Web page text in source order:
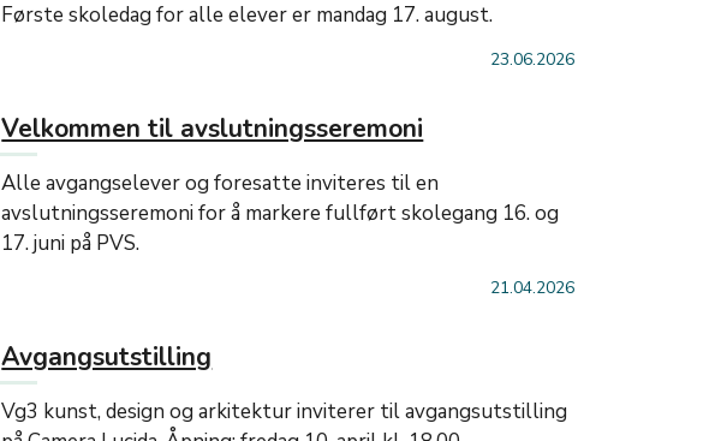
Første skoledag for alle elever er mandag 17. august.
23.06.2026
Velkommen til avslutningsseremoni
Alle avgangselever og foresatte inviteres til en
avslutningsseremoni for å markere fullført skolegang 16. og
17. juni på PVS.
21.04.2026
Avgangsutstilling
Vg3 kunst, design og arkitektur inviterer til avgangsutstilling